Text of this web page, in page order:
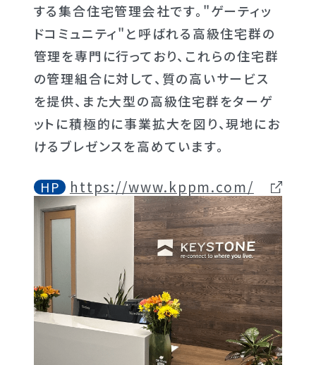
する集合住宅管理会社です。"ゲーティッ
ドコミュニティ"と呼ばれる高級住宅群の
管理を専門に行っており、これらの住宅群
の管理組合に対して、質の高いサービス
を提供、また大型の高級住宅群をターゲ
ットに積極的に事業拡大を図り、現地にお
けるブレゼンスを高めています。
HP https://www.kppm.com/